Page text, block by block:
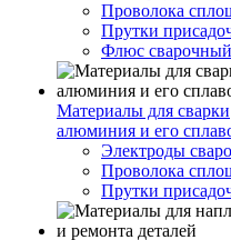
Проволока
Прутки
Флюс сварочный
Материалы для сварки
алюминия и его
Электроды
Проволока
Прутки